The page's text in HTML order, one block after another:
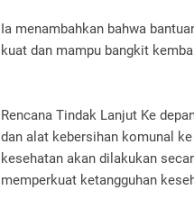
Ia menambahkan bahwa
kuat dan mampu bangkit
Rencana Tindak Lanjut Ke
dan alat kebersihan komunal
kesehatan akan dilakukan
memperkuat ketangguhan